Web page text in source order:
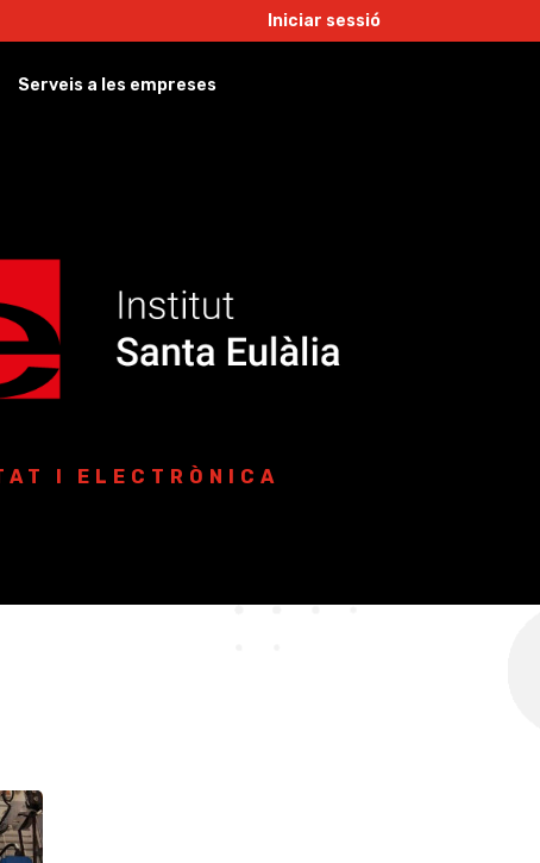
Iniciar sessió
Serveis a les empreses
I ELECTRÒNICA